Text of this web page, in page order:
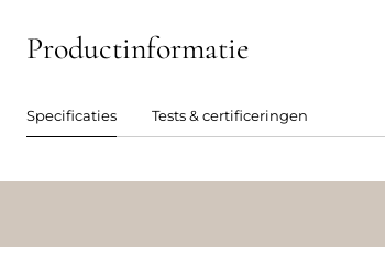
Productinformatie
Specificaties Tests & certificeringen